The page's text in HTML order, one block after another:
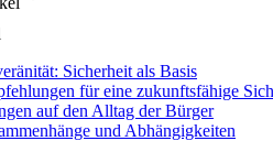
Sicherheit als Basis
für eine zukunftsfähige
auf den Alltag der Bürger
und Abhängigkeiten